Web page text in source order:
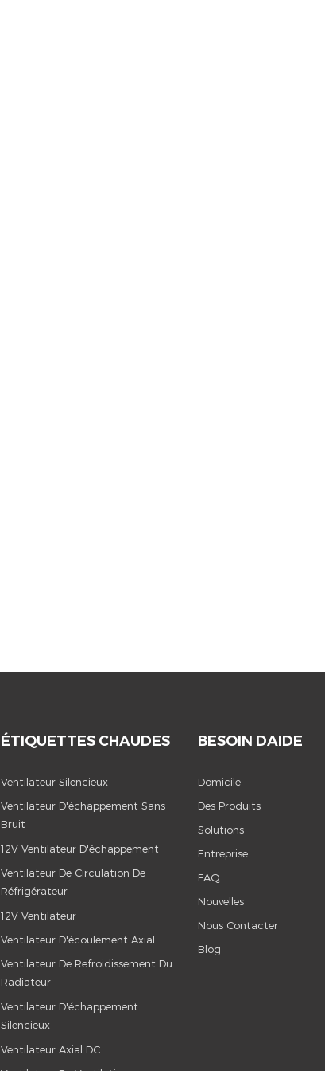
ÉTIQUETTES CHAUDES
Ventilateur Silencieux
Ventilateur D'échappement Sans
Bruit
12V Ventilateur D'échappement
Ventilateur De Circulation De
Réfrigérateur
12V Ventilateur
Ventilateur D'écoulement Axial
Ventilateur De Refroidissement Du
Radiateur
Ventilateur D'échappement
Silencieux
Ventilateur Axial DC
BESOIN DAIDE
Domicile
Des Produits
Solutions
Entreprise
FAQ
Nouvelles
Nous Contacter
Blog